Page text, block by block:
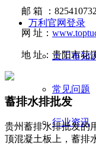
万利官网登录
土工布知
常见问题
行业资讯
邮 箱 ：
网 址：
地 址：贵阳市花
蓄排水排批发
贵州蓄排水排批发的​
顶混凝土板上，蓄排